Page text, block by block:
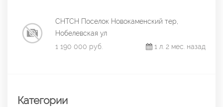
СНТСН Поселок Новокаменский тер,
Нобелевская ул
1 190 000 руб.
1 л. 2 мес. назад
Категории